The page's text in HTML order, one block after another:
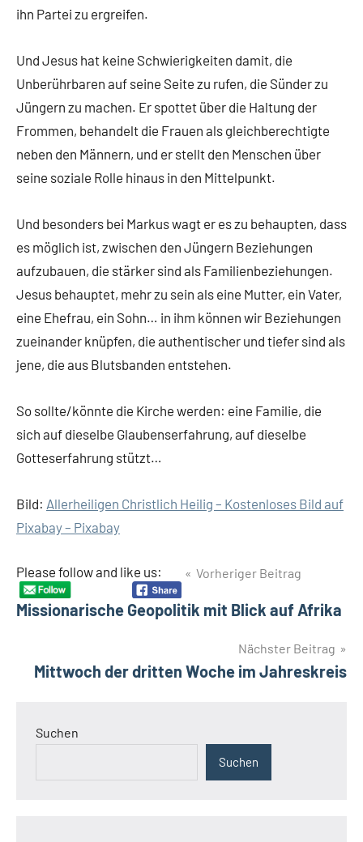
ihn Partei zu ergreifen.
Und Jesus hat keine Schwierigkeiten damit, die
Unberührbaren auf seine Seite zu rufen, die Sünder zu
Jüngern zu machen. Er spottet über die Haltung der
Frommen, behandelt die Frauen als gleichberechtigte
neben den Männern, und er stellt den Menschen über
seine soziale Rolle hinaus in den Mittelpunkt.
Und besonders bei Markus wagt er es zu behaupten, dass
es möglich ist, zwischen den Jüngern Beziehungen
aufzubauen, die stärker sind als Familienbeziehungen.
Jesus behauptet, mehr zu sein als eine Mutter, ein Vater,
eine Ehefrau, ein Sohn… in ihm können wir Beziehungen
zueinander knüpfen, die authentischer und tiefer sind als
jene, die aus Blutsbanden entstehen.
So sollte/könnte die Kirche werden: eine Familie, die
sich auf dieselbe Glaubenserfahrung, auf dieselbe
Gotteserfahrung stützt…
Bild: Allerheiligen Christlich Heilig – Kostenloses Bild auf
Pixabay – Pixabay
Please follow and like us:
BeitragsnavigationVorheriger Beitrag
Missionarische Geopolitik mit Blick auf Afrika
Nächster Beitrag
Mittwoch der dritten Woche im Jahreskreis
Suchen
Suchen